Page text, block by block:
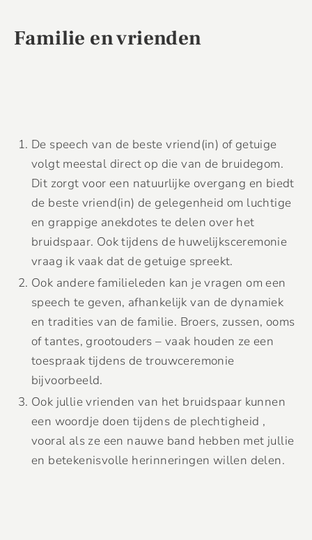
Familie en vrienden
De speech van de beste vriend(in) of getuige
volgt meestal direct op die van de bruidegom.
Dit zorgt voor een natuurlijke overgang en biedt
de beste vriend(in) de gelegenheid om luchtige
en grappige anekdotes te delen over het
bruidspaar. Ook tijdens de huwelijksceremonie
vraag ik vaak dat de getuige spreekt.
Ook andere familieleden kan je vragen om een
speech te geven, afhankelijk van de dynamiek
en tradities van de familie. Broers, zussen, ooms
of tantes, grootouders – vaak houden ze een
toespraak tijdens de trouwceremonie
bijvoorbeeld.
Ook jullie vrienden van het bruidspaar kunnen
een woordje doen tijdens de plechtigheid ,
vooral als ze een nauwe band hebben met jullie
en betekenisvolle herinneringen willen delen.